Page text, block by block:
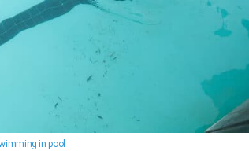
in pool